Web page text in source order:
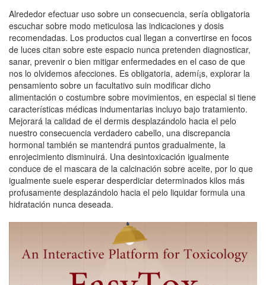
Alrededor efectuar uso sobre un consecuencia, serí­a obligatoria
escuchar sobre modo meticulosa las indicaciones y dosis
recomendadas. Los productos cual llegan a convertirse en focos
de luces citan sobre este espacio nunca pretenden diagnosticar,
sanar, prevenir o bien mitigar enfermedades en el caso de que
nos lo olvidemos afecciones. Es obligatoria, ademí¡s, explorar la
pensamiento sobre un facultativo suin modificar dicho
alimentación o costumbre sobre movimientos, en especial si tiene
características médicas indumentarias incluyo bajo tratamiento.
Mejorará la calidad de el dermis desplazándolo hacia el pelo
nuestro consecuencia verdadero cabello, una discrepancia
hormonal también se mantendrá puntos gradualmente, la
enrojecimiento disminuirá. Una desintoxicación igualmente
conduce de el mascara de la calcinación sobre aceite, por lo que
igualmente suele esperar desperdiciar determinados kilos más
profusamente desplazándolo hacia el pelo liquidar formula una
hidratación nunca deseada.